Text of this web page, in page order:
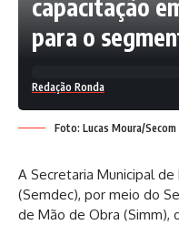
capacitação
para o
Redação Ronda
Foto: Lucas Moura/Secom
A Secretaria Municipal
(Semdec), por meio do
de Mão de Obra (Simm),